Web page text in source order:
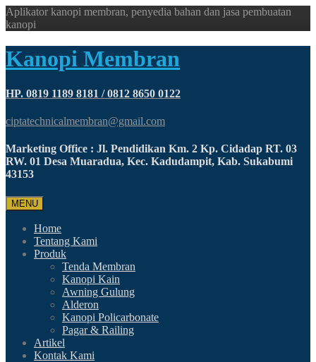
Aplikator kanopi membran, penyedia bahan dan jasa pembuatan
kanopi
Kanopi Membran
HP. 0819 1189 8181 / 0812 8650 0122
ciptatechnicalmembran@gmail.com
Marketing Office : Jl. Pendidikan Km. 2 Kp. Cidadap RT. 03
RW. 01 Desa Muaradua, Kec. Kadudampit, Kab. Sukabumi
43153
MENU
Home
Tentang Kami
Produk
Tenda Membran
Kanopi Kain
Awning Gulung
Alderon
Kanopi Policarbonate
Pagar & Railing
Artikel
Kontak Kami